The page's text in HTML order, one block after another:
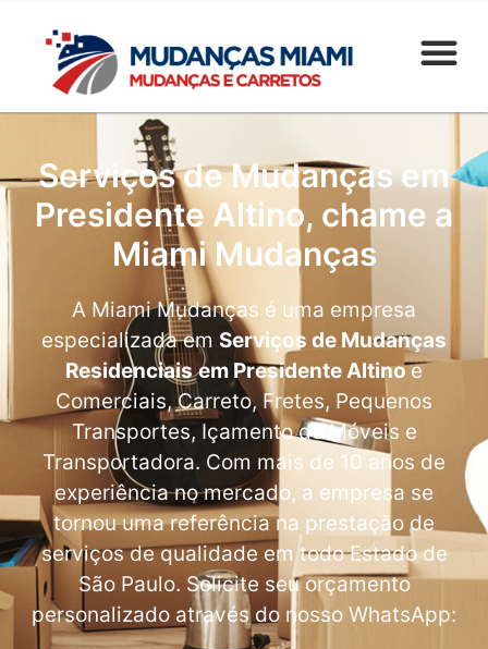
Serviços de Mudanças em
Presidente Altino, chame a
Miami Mudanças
A Miami Mudanças é uma empresa
especializada em Serviços de Mudanças
Residenciais em Presidente Altinoe
Comerciais, Carreto, Fretes, Pequenos
Transportes, Içamento de Móveis e
Transportadora. Com mais de 10 anos de
experiência no mercado, a empresa se
tornou uma referência na prestação de
serviços de qualidade em todo Estado de
São Paulo. Solicite seu orçamento
personalizado através do nosso WhatsApp: